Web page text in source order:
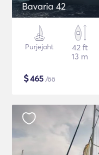
Bavaria 42
Purjejaht
42 ft
13 m
$465 /öö